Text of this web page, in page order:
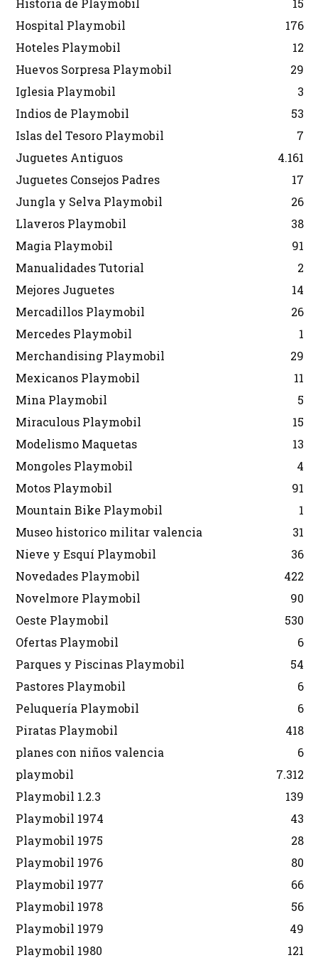
Historia de Playmobil
15
Hospital Playmobil
176
Hoteles Playmobil
12
Huevos Sorpresa Playmobil
29
Iglesia Playmobil
3
Indios de Playmobil
53
Islas del Tesoro Playmobil
7
Juguetes Antiguos
4.161
Juguetes Consejos Padres
17
Jungla y Selva Playmobil
26
Llaveros Playmobil
38
Magia Playmobil
91
Manualidades Tutorial
2
Mejores Juguetes
14
Mercadillos Playmobil
26
Mercedes Playmobil
1
Merchandising Playmobil
29
Mexicanos Playmobil
11
Mina Playmobil
5
Miraculous Playmobil
15
Modelismo Maquetas
13
Mongoles Playmobil
4
Motos Playmobil
91
Mountain Bike Playmobil
1
Museo historico militar valencia
31
Nieve y Esquí Playmobil
36
Novedades Playmobil
422
Novelmore Playmobil
90
Oeste Playmobil
530
Ofertas Playmobil
6
Parques y Piscinas Playmobil
54
Pastores Playmobil
6
Peluquería Playmobil
6
Piratas Playmobil
418
planes con niños valencia
6
playmobil
7.312
Playmobil 1.2.3
139
Playmobil 1974
43
Playmobil 1975
28
Playmobil 1976
80
Playmobil 1977
66
Playmobil 1978
56
Playmobil 1979
49
Playmobil 1980
121